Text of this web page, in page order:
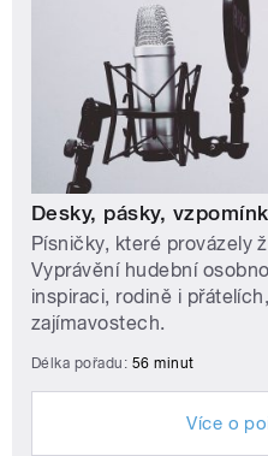
Desky, pásky,
Písničky, které provázely
Vyprávění hudební
inspiraci, rodině i
zajímavostech.
Délka pořadu: 56 minut
Více o